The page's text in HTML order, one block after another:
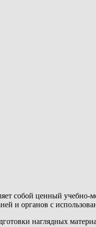
собой ценный
и органов с
наглядных